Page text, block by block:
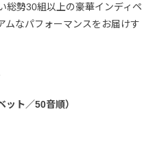
総勢30組以上の豪華インディペ
ムなパフォーマンスをお届けす
ト／50音順）